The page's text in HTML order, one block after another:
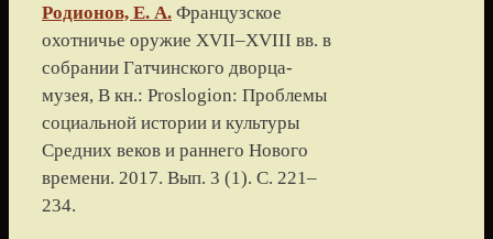
Родионов, Е. А. Французское
охотничье оружие XVII–XVIII вв. в
собрании Гатчинского дворца-
музея, В кн.: Proslogion: Проблемы
социальной истории и культуры
Средних веков и раннего Нового
времени. 2017. Вып. 3 (1). С. 221–
234.